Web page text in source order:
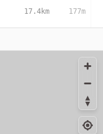
17.4km 177m